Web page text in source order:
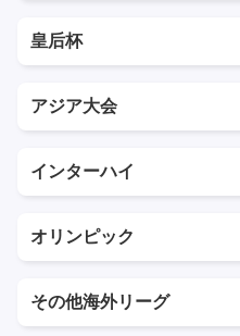
皇后杯
アジア大会
インターハイ
オリンピック
その他海外リーグ